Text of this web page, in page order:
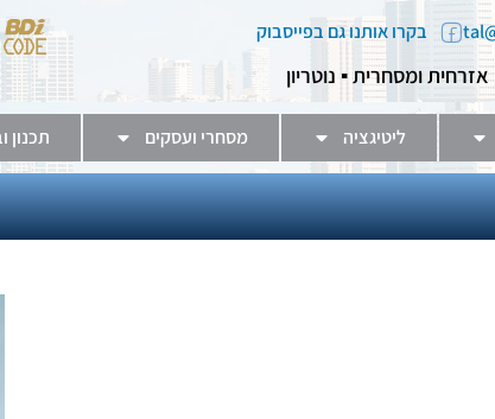
בקרו אותנו גם בפייסבוק
ומסחרית ▪️ נוטריון
ליטיגציה מסחרי ועסקים תכנון